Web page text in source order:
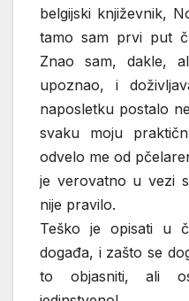
belgijski književnik,
tamo sam prvi put
Znao sam, dakle,
upoznao, i
naposletku postalo
svaku moju
odvelo me od
je verovatno u vezi
nije pravilo.
Teško je opisati u
događa, i zašto se
to objasniti, ali